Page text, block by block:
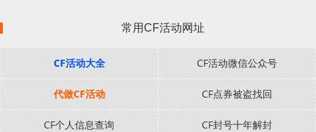
常用CF活动网址
CF活动大全 CF活动微信公众号
代做CF活动 CF点券被盗找回
CF个人信息查询 CF封号十年解封